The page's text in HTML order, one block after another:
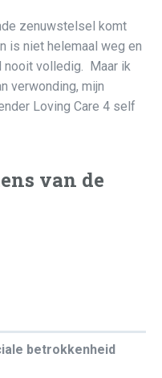
zenuwstelsel komt
is niet helemaal weg en
nooit volledig. Maar ik
verwonding, mijn
Loving Care 4 self
van de
betrokkenheid